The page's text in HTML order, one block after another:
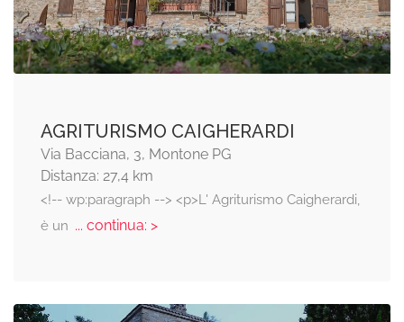
AGRITURISMO CAIGHERARDI
Via Bacciana, 3, Montone PG
Distanza: 27,4 km
<!-- wp:paragraph --> <p>L' Agriturismo Caigherardi,
è un ... continua: >